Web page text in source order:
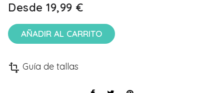
Desde 19,99 €
AÑADIR AL CARRITO
transform Guía de tallas